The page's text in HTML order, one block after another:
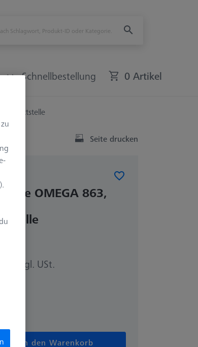
Schnellbestellung 0 Artikel
Seite drucken
OMEGA 863,
zzgl. USt.
In den Warenkorb